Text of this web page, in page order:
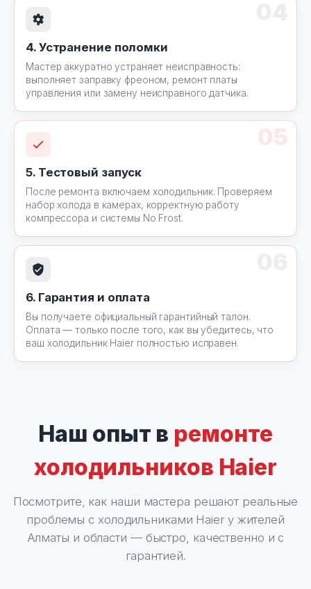
4. Устранение поломки
Мастер аккуратно устраняет неисправность:
выполняет заправку фреоном, ремонт платы
управления или замену неисправного датчика.
5. Тестовый запуск
После ремонта включаем холодильник. Проверяем
набор холода в камерах, корректную работу
компрессора и системы No Frost.
6. Гарантия и оплата
Вы получаете официальный гарантийный талон.
Оплата — только после того, как вы убедитесь, что
ваш холодильник Haier полностью исправен.
Наш опыт в ремонте
холодильников Haier
Посмотрите, как наши мастера решают реальные
проблемы с холодильниками Haier у жителей
Алматы и области — быстро, качественно и с
гарантией.